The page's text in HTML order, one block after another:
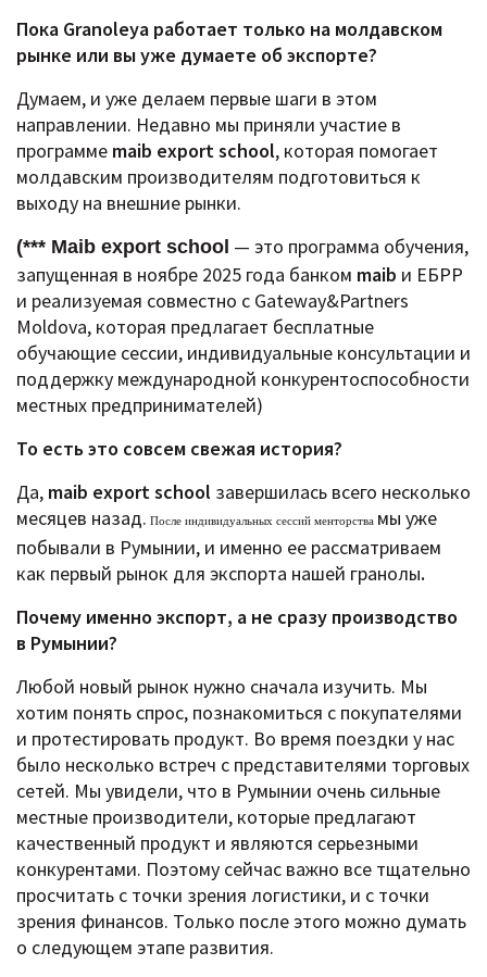
Пока Granoleya работает только на молдавском
рынке или вы уже думаете об экспорте?
Думаем, и уже делаем первые шаги в этом
направлении. Недавно мы приняли участие в
программе maib export school, которая помогает
молдавским производителям подготовиться к
выходу на внешние рынки.
(*** Maib export school — это программа обучения,
запущенная в ноябре 2025 года банком maib и ЕБРР
и реализуемая совместно с Gateway&Partners
Moldova, которая предлагает бесплатные
обучающие сессии, индивидуальные консультации и
поддержку международной конкурентоспособности
местных предпринимателей)
То есть это совсем свежая история?
Да, maib export school завершилась всего несколько
месяцев назад. После индивидуальных сессий менторства мы уже
побывали в Румынии, и именно ее рассматриваем
как первый рынок для экспорта нашей гранолы.
Почему именно экспорт, а не сразу производство
в Румынии?
Любой новый рынок нужно сначала изучить. Мы
хотим понять спрос, познакомиться с покупателями
и протестировать продукт. Во время поездки у нас
было несколько встреч с представителями торговых
сетей. Мы увидели, что в Румынии очень сильные
местные производители, которые предлагают
качественный продукт и являются серьезными
конкурентами. Поэтому сейчас важно все тщательно
просчитать с точки зрения логистики, и с точки
зрения финансов. Только после этого можно думать
о следующем этапе развития.